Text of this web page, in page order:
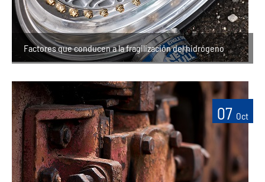
Factores que conducen a la fragilización del hidrógeno
07 Oct